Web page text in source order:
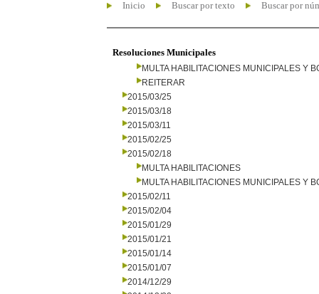
Inicio Buscar por texto Buscar por
Resoluciones Municipales
MULTA HABILITACIONES MUNICIPALES Y
REITERAR
2015/03/25
2015/03/18
2015/03/11
2015/02/25
2015/02/18
MULTA HABILITACIONES
MULTA HABILITACIONES MUNICIPALES Y
2015/02/11
2015/02/04
2015/01/29
2015/01/21
2015/01/14
2015/01/07
2014/12/29